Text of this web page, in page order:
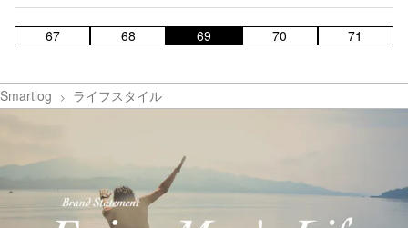
67 68 69 70 71
Smartlog ライフスタイル